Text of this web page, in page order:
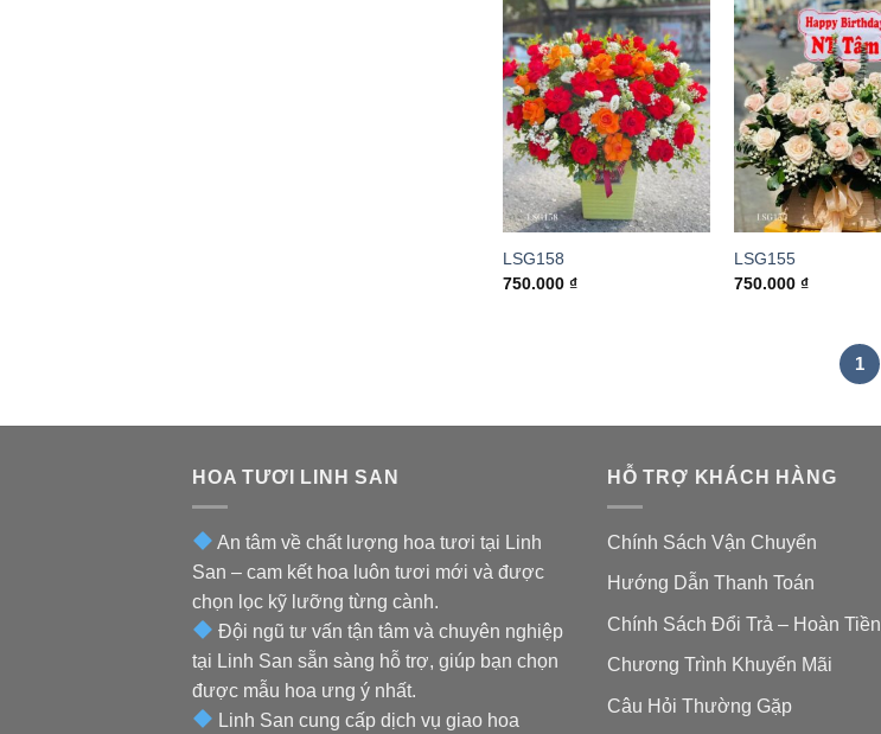
LSG158
750.000₫
LSG155
750.000 ₫
1
HOA TƯƠI LINH SAN
An tâm về chất lượng hoa tươi tại Linh
San – cam kết hoa luôn tươi mới và được
chọn lọc kỹ lưỡng từng cành.
Đội ngũ tư vấn tận tâm và chuyên nghiệp
tại Linh San sẵn sàng hỗ trợ, giúp bạn chọn
được mẫu hoa ưng ý nhất.
Linh San cung cấp dịch vụ giao hoa
HỖ TRỢ KHÁCH HÀNG
Chính Sách Vận Chuyển
Hướng Dẫn Thanh Toán
Chính Sách Đổi Trả – Hoàn Tiền
Chương Trình Khuyến Mãi
Câu Hỏi Thường Gặp